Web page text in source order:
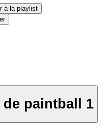
à la playlist
de paintball 1